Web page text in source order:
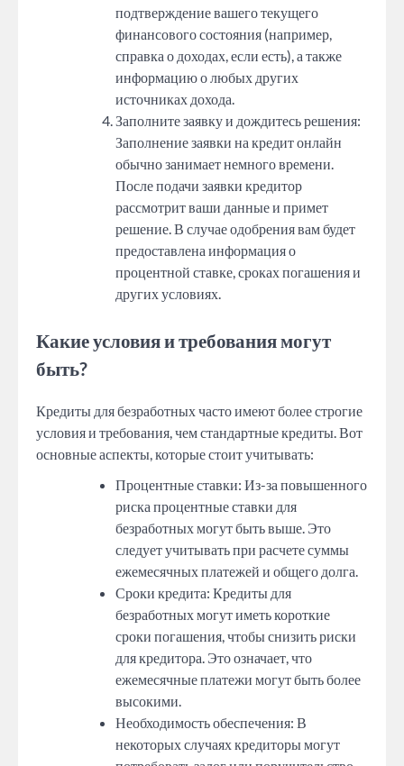
подтверждение вашего текущего
финансового состояния (например,
справка о доходах, если есть), а также
информацию о любых других
источниках дохода.
Заполните заявку и дождитесь решения:
Заполнение заявки на кредит онлайн
обычно занимает немного времени.
После подачи заявки кредитор
рассмотрит ваши данные и примет
решение. В случае одобрения вам будет
предоставлена информация о
процентной ставке, сроках погашения и
других условиях.
Какие условия и требования могут
быть?
Кредиты для безработных часто имеют более строгие
условия и требования, чем стандартные кредиты. Вот
основные аспекты, которые стоит учитывать:
Процентные ставки: Из-за повышенного
риска процентные ставки для
безработных могут быть выше. Это
следует учитывать при расчете суммы
ежемесячных платежей и общего долга.
Сроки кредита: Кредиты для
безработных могут иметь короткие
сроки погашения, чтобы снизить риски
для кредитора. Это означает, что
ежемесячные платежи могут быть более
высокими.
Необходимость обеспечения: В
некоторых случаях кредиторы могут